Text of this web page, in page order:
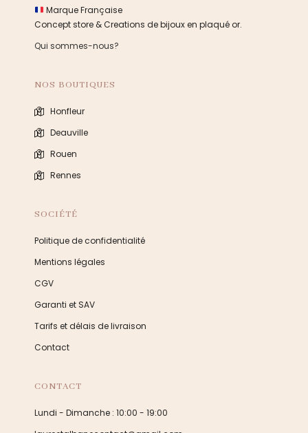
Marque Française
Concept store & Creations de bijoux en plaqué or.
Qui sommes-nous?
NOS BOUTIQUES
Honfleur
Deauville
Rouen
Rennes
SOCIÉTÉ
Politique de confidentialité
Mentions légales
CGV
Garanti et SAV
Tarifs et délais de livraison
Contact
CONTACT
Lundi - Dimanche : 10:00 - 19:00